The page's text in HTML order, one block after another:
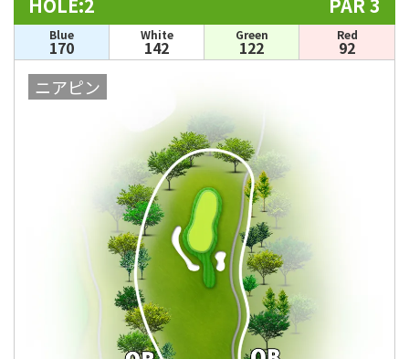
Blue
170
White
142
Green
122
Red
92
ニアピン